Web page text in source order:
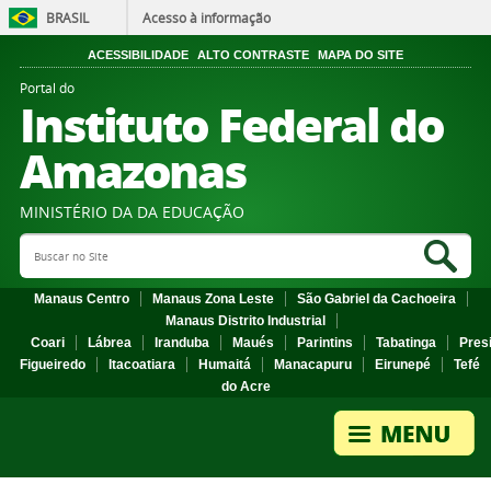
BRASIL Acesso à informação
ACESSIBILIDADE ALTO CONTRASTE MAPA DO SITE
Portal do
Instituto Federal do
Amazonas
MINISTÉRIO DA DA EDUCAÇÃO
Search Site
Manaus Centro Manaus Zona Leste
São Gabriel da Cachoeira
Manaus Distrito Industrial
Coari
Lábrea Iranduba Maués Parintins Tabatinga
Figueiredo
Itacoatiara Humaitá Manacapuru Eirunepé
Tefé
do Acre